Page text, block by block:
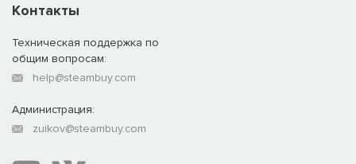
Контакты
Техническая поддержка по
общим вопросам:
help@steambuy.com
Администрация:
zuikov@steambuy.com